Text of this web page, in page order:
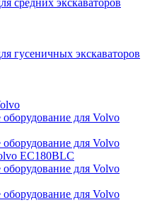
средних экскаваторов
гусеничных экскаваторов
оборудование для Volvo
оборудование для Volvo
EC180BLC
оборудование для Volvo
оборудование для Volvo